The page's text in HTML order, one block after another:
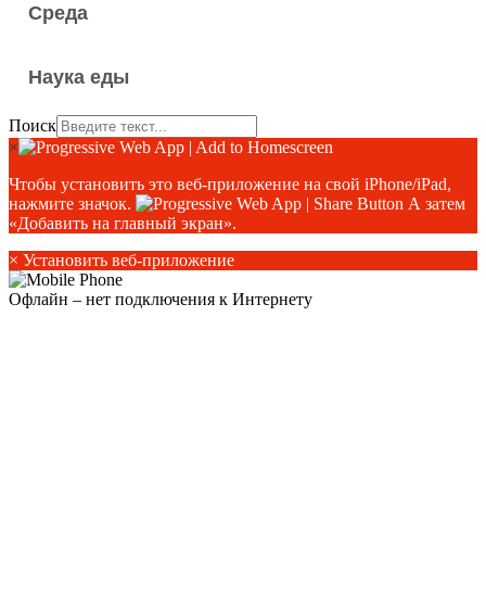
Среда
Наука еды
Поиск
×
Чтобы установить это веб-приложение на свой iPhone/iPad,
нажмите значок.
А затем
«Добавить на главный экран».
× Установить веб-приложение
Офлайн – нет подключения к Интернету